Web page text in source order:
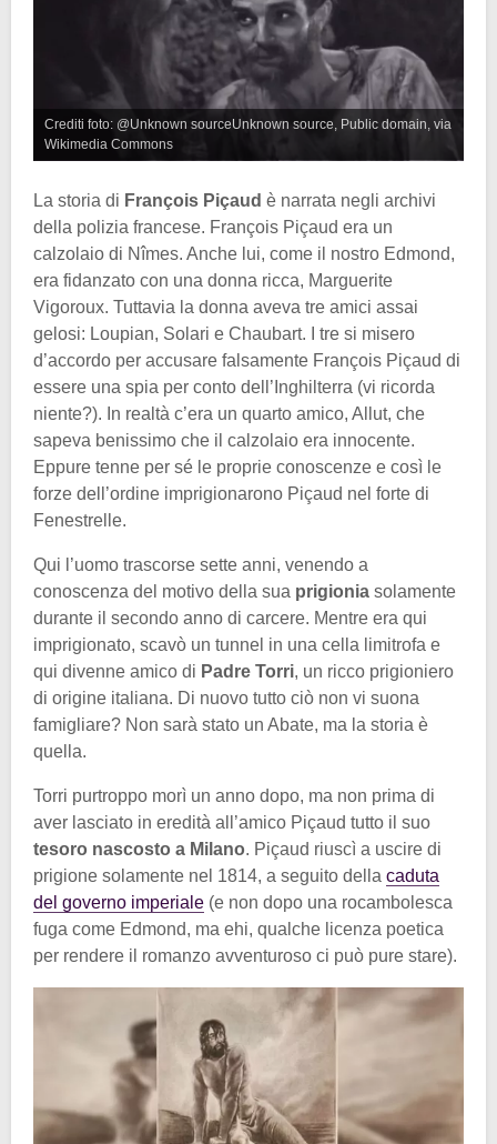
Crediti foto: @Unknown sourceUnknown source, Public domain, via
Wikimedia Commons
La storia di François Piçaud è narrata negli archivi
della polizia francese. François Piçaud era un
calzolaio di Nîmes. Anche lui, come il nostro Edmond,
era fidanzato con una donna ricca, Marguerite
Vigoroux. Tuttavia la donna aveva tre amici assai
gelosi: Loupian, Solari e Chaubart. I tre si misero
d’accordo per accusare falsamente François Piçaud di
essere una spia per conto dell’Inghilterra (vi ricorda
niente?). In realtà c’era un quarto amico, Allut, che
sapeva benissimo che il calzolaio era innocente.
Eppure tenne per sé le proprie conoscenze e così le
forze dell’ordine imprigionarono Piçaud nel forte di
Fenestrelle.
Qui l’uomo trascorse sette anni, venendo a
conoscenza del motivo della sua prigionia solamente
durante il secondo anno di carcere. Mentre era qui
imprigionato, scavò un tunnel in una cella limitrofa e
qui divenne amico di Padre Torri, un ricco prigioniero
di origine italiana. Di nuovo tutto ciò non vi suona
famigliare? Non sarà stato un Abate, ma la storia è
quella.
Torri purtroppo morì un anno dopo, ma non prima di
aver lasciato in eredità all’amico Piçaud tutto il suo
tesoro nascosto a Milano. Piçaud riuscì a uscire di
prigione solamente nel 1814, a seguito della caduta
del governo imperiale (e non dopo una rocambolesca
fuga come Edmond, ma ehi, qualche licenza poetica
per rendere il romanzo avventuroso ci può pure stare).